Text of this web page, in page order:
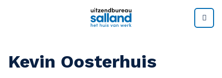
Kevin Oosterhuis